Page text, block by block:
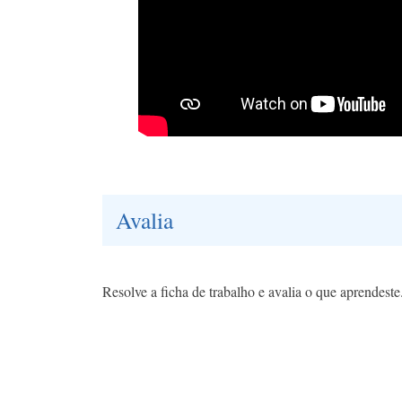
Avalia
Resolve a ficha de trabalho e avalia o que